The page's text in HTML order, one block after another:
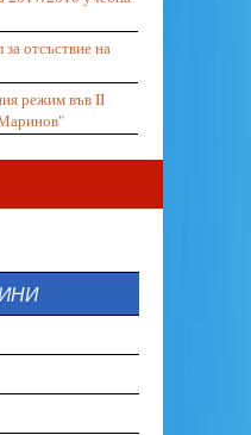
отсъствие на
режим във II